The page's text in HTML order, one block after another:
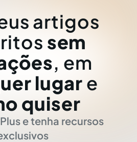
artigos
sem
, em
lugar e
quiser
e tenha recursos